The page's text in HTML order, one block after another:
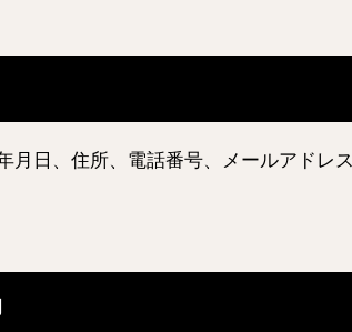
日、住所、電話番号、メールアドレ